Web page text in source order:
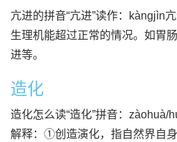
亢进的拼音“亢进”读作：kàngjìn亢
生理机能超过正常的情况。如胃
进等。
造化
造化怎么读“造化”拼音：zàohuà/
解释：①创造演化，指自然界自